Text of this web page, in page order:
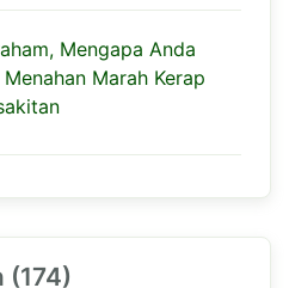
Mengapa Anda
Marah Kerap
(174)